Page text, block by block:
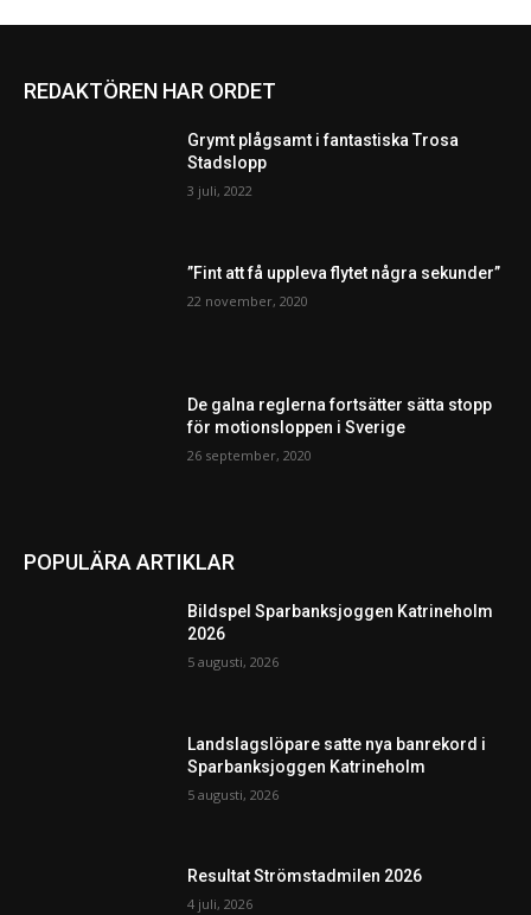
REDAKTÖREN HAR ORDET
Grymt plågsamt i fantastiska Trosa
Stadslopp
3 juli, 2022
”Fint att få uppleva flytet några sekunder”
22 november, 2020
De galna reglerna fortsätter sätta stopp
för motionsloppen i Sverige
26 september, 2020
POPULÄRA ARTIKLAR
Bildspel Sparbanksjoggen Katrineholm
2026
5 augusti, 2026
Landslagslöpare satte nya banrekord i
Sparbanksjoggen Katrineholm
5 augusti, 2026
Resultat Strömstadmilen 2026
4 juli, 2026